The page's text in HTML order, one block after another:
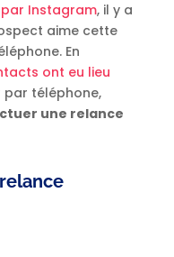
par Instagram, il y a
aime cette
En
ont eu lieu
téléphone,
une relance